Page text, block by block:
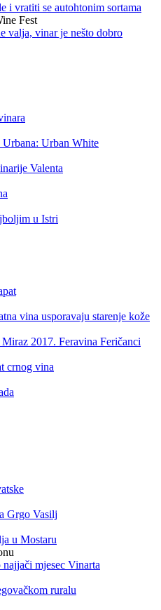
i vratiti se autohtonim sortama
valja, vinar je nešto dobro
Urban White
Valenta
u Istri
vina usporavaju starenje kože
2017. Feravina Feričanci
crnog vina
Grgo Vasilj
u Mostaru
mjesec Vinarta
ruralu